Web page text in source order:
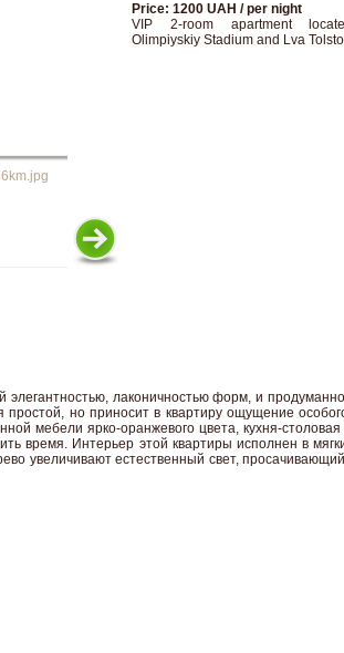
Price: 1200 UAH / per night
VIP 2-room apartment
Olimpiyskiy Stadium and Lva
элегантностью, лаконичностью форм, и
простой, но приносит в квартиру ощущение
мебели ярко-оранжевого цвета, кухня-
время. Интерьер этой квартиры исполнен в
увеличивают естественный свет,